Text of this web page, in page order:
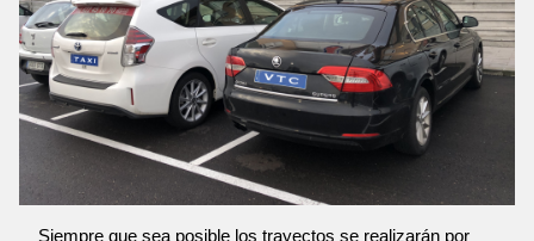
Siempre que sea posible los trayectos se realizarán por